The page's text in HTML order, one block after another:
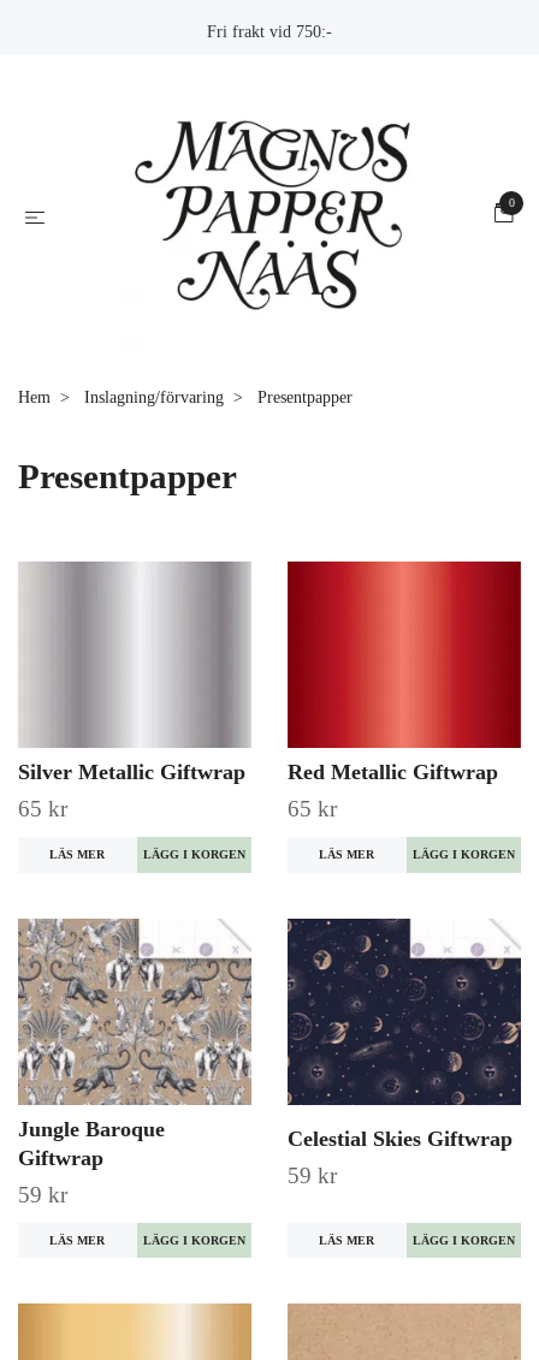
Fri frakt vid 750:-
0
Hem Inslagning/förvaring Presentpapper
Presentpapper
Silver Metallic Giftwrap
65 kr
LÄS MER
Red Metallic Giftwrap
65 kr
LÄS MER
Jungle Baroque
Giftwrap
59 kr
LÄS MER
Celestial Skies Giftwrap
59 kr
LÄS MER